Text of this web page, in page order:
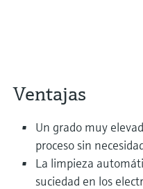
Ventajas
Un grado muy
proceso sin
La limpieza
suciedad en los